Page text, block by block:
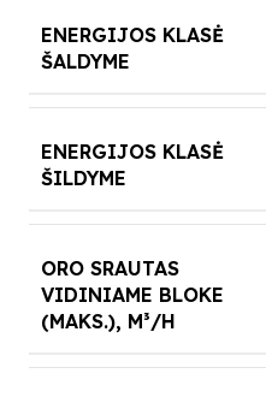
ENERGIJOS KLASĖ
ŠALDYME
ENERGIJOS KLASĖ
ŠILDYME
ORO SRAUTAS
VIDINIAME BLOKE
(MAKS.), M³/H